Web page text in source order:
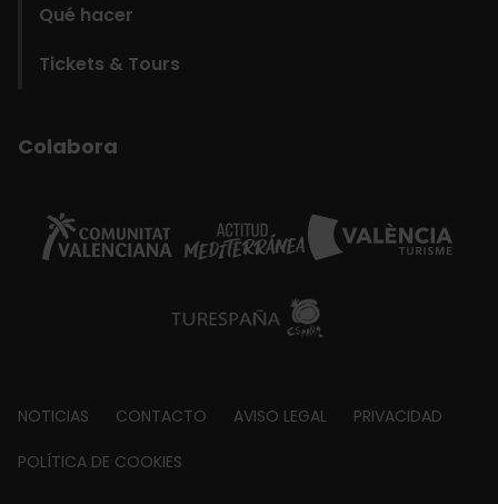
Qué hacer
Tickets & Tours
Colabora
Footer
about
NOTICIAS CONTACTO AVISO LEGAL PRIVACIDAD
POLÍTICA DE COOKIES